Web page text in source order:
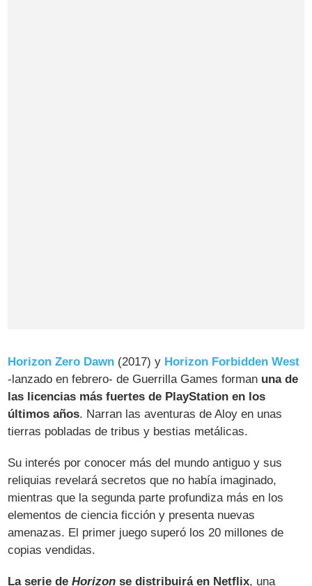
Horizon Zero Dawn (2017) y Horizon Forbidden West
-lanzado en febrero- de Guerrilla Games forman una de
las licencias más fuertes de PlayStation en los
últimos años. Narran las aventuras de Aloy en unas
tierras pobladas de tribus y bestias metálicas.
Su interés por conocer más del mundo antiguo y sus
reliquias revelará secretos que no había imaginado,
mientras que la segunda parte profundiza más en los
elementos de ciencia ficción y presenta nuevas
amenazas. El primer juego superó los 20 millones de
copias vendidas.
La serie deHorizon se distribuirá en Netflix, una